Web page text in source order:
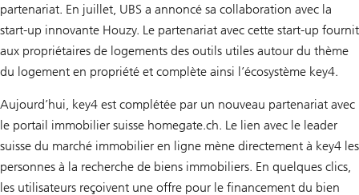
partenariat. En juillet, UBS a annoncé sa collaboration avec la
start-up innovante Houzy. Le partenariat avec cette start-up fournit
aux propriétaires de logements des outils utiles autour du thème
du logement en propriété et complète ainsi l’écosystème key4.
Aujourd’hui, key4 est complétée par un nouveau partenariat avec
le portail immobilier suisse homegate.ch. Le lien avec le leader
suisse du marché immobilier en ligne mène directement à key4 les
personnes à la recherche de biens immobiliers. En quelques clics,
les utilisateurs reçoivent une offre pour le financement du bien